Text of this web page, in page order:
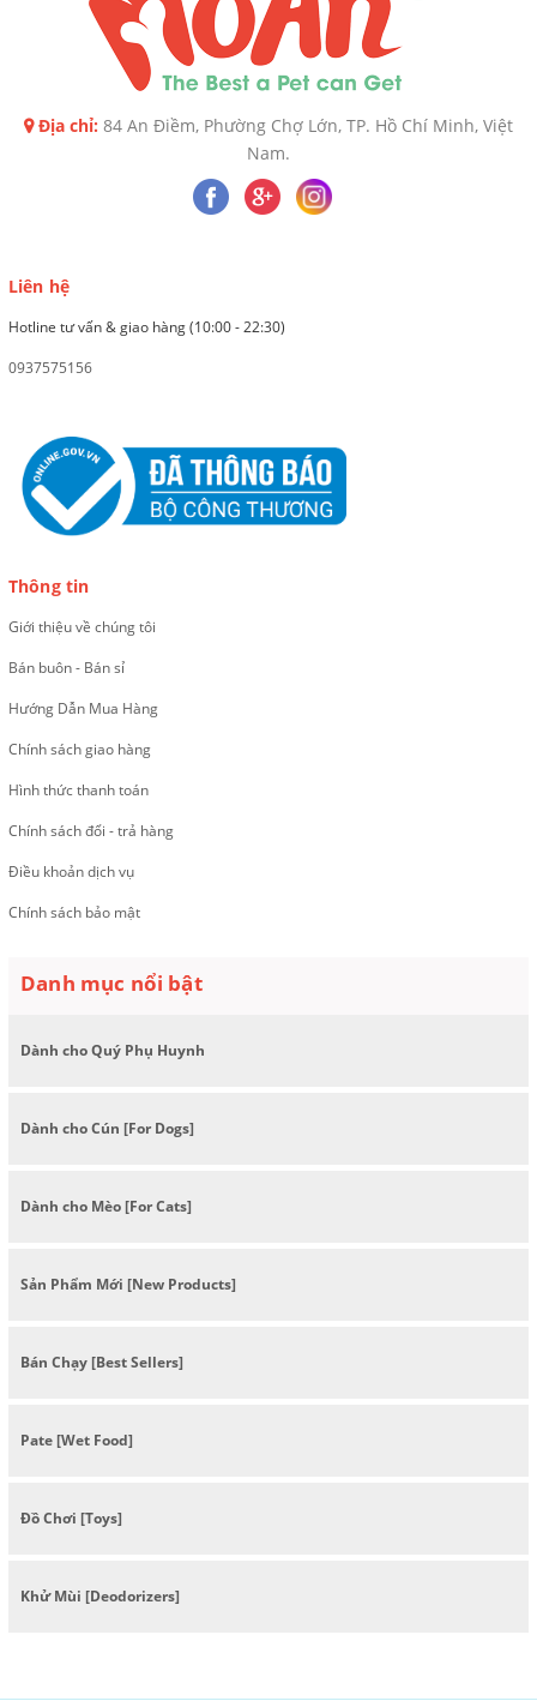
Địa chỉ: 84 An Điềm, Phường Chợ Lớn, TP. Hồ Chí Minh, Việt
Nam.
Liên hệ
Hotline tư vấn & giao hàng (10:00 - 22:30)
0937575156
Thông tin
Giới thiệu về chúng tôi
Bán buôn - Bán sỉ
Hướng Dẫn Mua Hàng
Chính sách giao hàng
Hình thức thanh toán
Chính sách đổi - trả hàng
Điều khoản dịch vụ
Chính sách bảo mật
Danh mục nổi bật
Dành cho Quý Phụ Huynh
Dành cho Cún [For Dogs]
Dành cho Mèo [For Cats]
Sản Phẩm Mới [New Products]
Bán Chạy [Best Sellers]
Pate [Wet Food]
Đồ Chơi [Toys]
Khử Mùi [Deodorizers]